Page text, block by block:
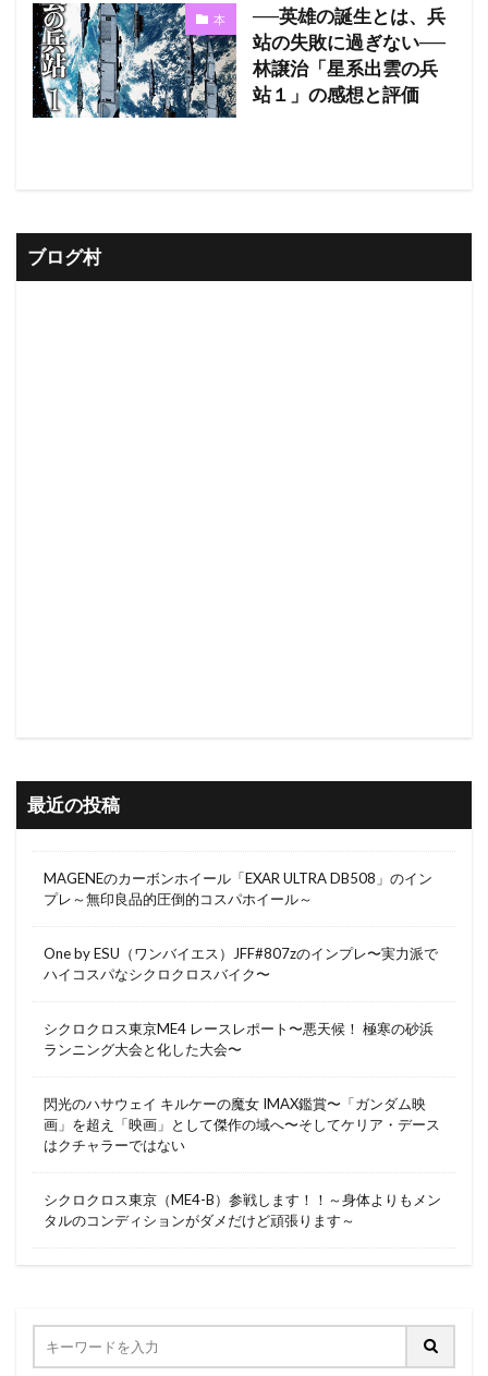
本
──英雄の誕生とは、兵
站の失敗に過ぎない──
林譲治「星系出雲の兵
站１」の感想と評価
ブログ村
最近の投稿
MAGENEのカーボンホイール「EXAR ULTRA DB508」のイン
プレ～無印良品的圧倒的コスパホイール～
One by ESU（ワンバイエス）JFF#807zのインプレ〜実力派で
ハイコスパなシクロクロスバイク〜
シクロクロス東京ME4 レースレポート〜悪天候！ 極寒の砂浜
ランニング大会と化した大会〜
閃光のハサウェイ キルケーの魔女 IMAX鑑賞〜「ガンダム映
画」を超え「映画」として傑作の域へ〜そしてケリア・デース
はクチャラーではない
シクロクロス東京（ME4-B）参戦します！！～身体よりもメン
タルのコンディションがダメだけど頑張ります～